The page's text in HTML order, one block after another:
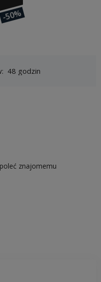
-50%
48 godzin
poleć znajomemu